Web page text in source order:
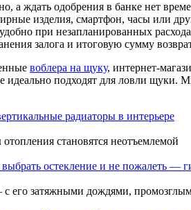
а ждать одобрения в банке нет
изделия, смартфон, часы или
при незапланированных
залога и итоговую сумму
воблера на щуку, интернет-
идеально подходят для ловли
радиаторы в интерьере
становятся неотъемлемой
выбрать остекление и не пожалеть —
его затяжными дождями,